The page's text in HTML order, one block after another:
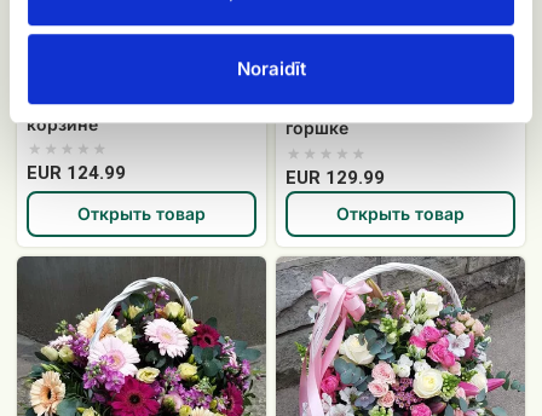
Noraidīt
Розы и Орхидеи в
корзине
EUR 124.99
Открыть товар
Орхидеи в цветочном
горшке
EUR 129.99
Открыть товар
Корзина
герберами
Цветочная
корзина
в
пастельных
тонах